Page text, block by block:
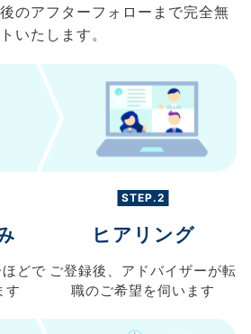
のアフターフォローまで完全無
いたします。
ほどで
す
STEP.2
ヒアリング
ご登録後、 アドバイザーが転
職のご希望を伺います